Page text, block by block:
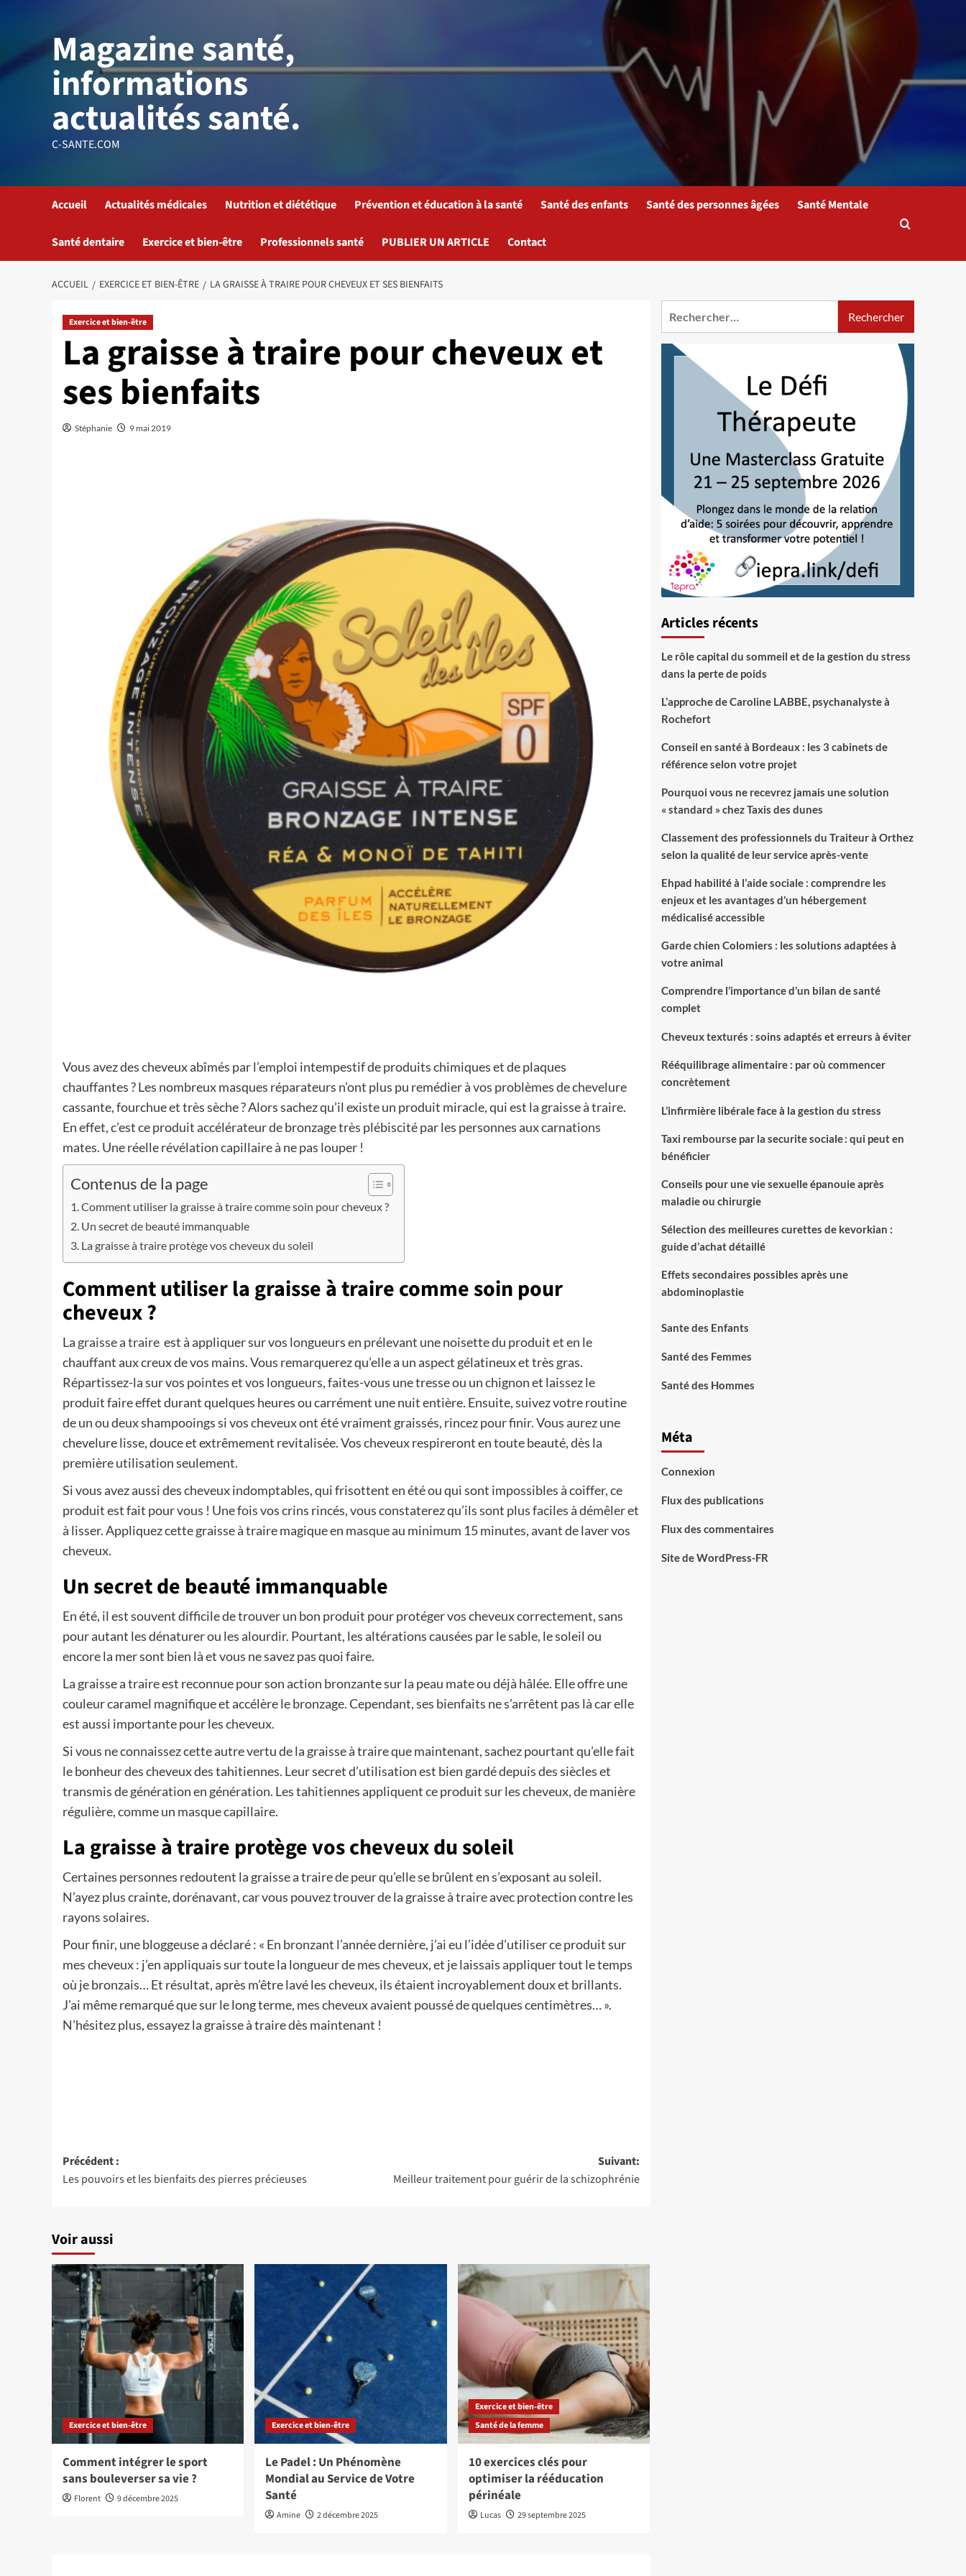
contenu
Magazine santé,
informations
actualités santé.
C-SANTE.COM
Accueil Actualités médicales Nutrition et diététique Prévention et éducation à la santé Santé des enfants Santé des personnes âgées Santé Mentale
Santé dentaire Exercice et bien-être Professionnels santé PUBLIER UN ARTICLE Contact
ACCUEIL EXERCICE ET BIEN-ÊTRE LA GRAISSE À TRAIRE POUR CHEVEUX ET SES BIENFAITS
Exercice et bien-être
La graisse à traire pour cheveux et
ses bienfaits
Stéphanie 9 mai 2019
Vous avez des cheveux abîmés par l’emploi intempestif de produits chimiques et de plaques
chauffantes ? Les nombreux masques réparateurs n’ont plus pu remédier à vos problèmes de chevelure
cassante, fourchue et très sèche ? Alors sachez qu’il existe un produit miracle,qui est la graisse à traire.
En effet, c’est ce produit accélérateur de bronzage très plébiscité par les personnes aux carnations
mates. Une réelle révélation capillaire à ne pas louper !
Contenus de la page
Comment utiliser la graisse à traire comme soin pour cheveux ?
Un secret de beauté immanquable
La graisse à traire protège vos cheveux du soleil
Comment utiliser la graisse à traire comme soin pour
cheveux ?
La graisse a traire est à appliquer sur vos longueurs en prélevant une noisette du produit et en le
chauffant aux creux de vos mains. Vous remarquerez qu’elle a un aspect gélatineux et très gras.
Répartissez-la sur vos pointes et vos longueurs, faites-vous une tresse ou un chignon et laissez le
produit faire effet durant quelques heures ou carrément une nuit entière. Ensuite, suivez votre routine
de un ou deux shampooings si vos cheveux ont été vraiment graissés, rincez pour finir. Vous aurez une
chevelure lisse, douce et extrêmement revitalisée. Vos cheveux respireront en toute beauté, dès la
première utilisation seulement.
Si vous avez aussi des cheveux indomptables, qui frisottent en été ou qui sont impossibles à coiffer, ce
produit est fait pour vous ! Une fois vos crins rincés, vous constaterez qu’ils sont plus faciles à démêler et
à lisser. Appliquez cette graisse à traire magique en masque au minimum 15 minutes, avant de laver vos
cheveux.
Un secret de beauté immanquable
En été, il est souvent difficile de trouver un bon produit pour protéger vos cheveux correctement, sans
pour autant les dénaturer ou les alourdir. Pourtant, les altérations causées par le sable, le soleil ou
encore la mer sont bien là et vous ne savez pas quoi faire.
La graisse a traire est reconnue pour son action bronzante sur la peau mate ou déjà hâlée. Elle offre une
couleur caramel magnifique et accélère le bronzage. Cependant, ses bienfaits ne s’arrêtent pas là car elle
est aussi importante pour les cheveux.
Si vous ne connaissez cette autre vertu de la graisse à traire que maintenant, sachez pourtant qu’elle fait
le bonheur des cheveux des tahitiennes. Leur secret d’utilisation est bien gardé depuis des siècles et
transmis de génération en génération. Les tahitiennes appliquent ce produit sur les cheveux, de manière
régulière, comme un masque capillaire.
La graisse à traire protège vos cheveux du soleil
Certaines personnes redoutent la graisse a traire de peur qu’elle se brûlent en s’exposant au soleil.
N’ayez plus crainte, dorénavant, car vous pouvez trouver de la graisse à traire avec protection contre les
rayons solaires.
Pour finir, une bloggeuse a déclaré : « En bronzant l’année dernière, j’ai eu l’idée d’utiliser ce produit sur
mes cheveux : j’en appliquais sur toute la longueur de mes cheveux, et je laissais appliquer tout le temps
où je bronzais… Et résultat, après m’être lavé les cheveux, ils étaient incroyablement doux et brillants.
J’ai même remarqué que sur le long terme, mes cheveux avaient poussé de quelques centimètres… ».
N’hésitez plus, essayez la graisse à traire dès maintenant !
Navigation
d’article
Précédent :
Les pouvoirs et les bienfaits des pierres précieuses
Suivant:
Meilleur traitement pour guérir de la schizophrénie
Voir aussi
Exercice et bien-être
Comment intégrer le sport
sans bouleverser sa vie ?
Florent 9 décembre 2025
Exercice et bien-être
Le Padel : Un Phénomène
Mondial au Service de Votre
Santé
Amine 2 décembre 2025
Exercice et bien-être
Santé de la femme
10 exercices clés pour
optimiser la rééducation
périnéale
Lucas 29 septembre 2025
Articles récents
Le rôle capital du sommeil et de la gestion du stress
dans la perte de poids
L’approche de Caroline LABBE, psychanalyste à
Rochefort
Conseil en santé à Bordeaux : les 3 cabinets de
référence selon votre projet
Pourquoi vous ne recevrez jamais une solution
« standard » chez Taxis des dunes
Classement des professionnels du Traiteur à Orthez
selon la qualité de leur service après-vente
Ehpad habilité à l’aide sociale : comprendre les
enjeux et les avantages d’un hébergement
médicalisé accessible
Garde chien Colomiers : les solutions adaptées à
votre animal
Comprendre l’importance d’un bilan de santé
complet
Cheveux texturés : soins adaptés et erreurs à éviter
Rééquilibrage alimentaire : par où commencer
concrètement
L’infirmière libérale face à la gestion du stress
Taxi rembourse par la securite sociale : qui peut en
bénéficier
Conseils pour une vie sexuelle épanouie après
maladie ou chirurgie
Sélection des meilleures curettes de kevorkian :
guide d’achat détaillé
Effets secondaires possibles après une
abdominoplastie
Sante des Enfants
Santé des Femmes
Santé des Hommes
Méta
Connexion
Flux des publications
Flux des commentaires
Site de WordPress-FR